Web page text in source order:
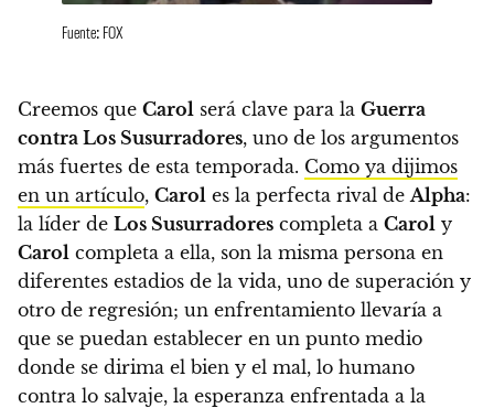
Fuente: FOX
Creemos que Carol será clave para la Guerra
contra Los Susurradores, uno de los argumentos
más fuertes de esta temporada. Como ya dijimos
en un artículo, Carol es la perfecta rival de Alpha:
la líder de Los Susurradores completa a Carol y
Carol completa a ella, son la misma persona en
diferentes estadios de la vida, uno de superación y
otro de regresión; un enfrentamiento llevaría a
que se puedan establecer en un punto medio
donde se dirima el bien y el mal, lo humano
contra lo salvaje, la esperanza enfrentada a la